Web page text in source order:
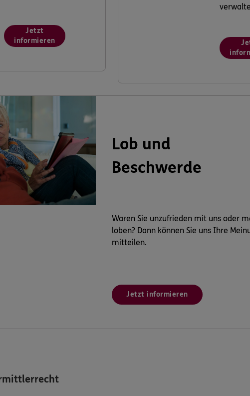
Jetzt
informieren
Lob und
Beschwerde
Waren Sie unzufrieden mit uns oder
loben? Dann können Sie uns Ihre
mitteilen.
Jetzt informieren